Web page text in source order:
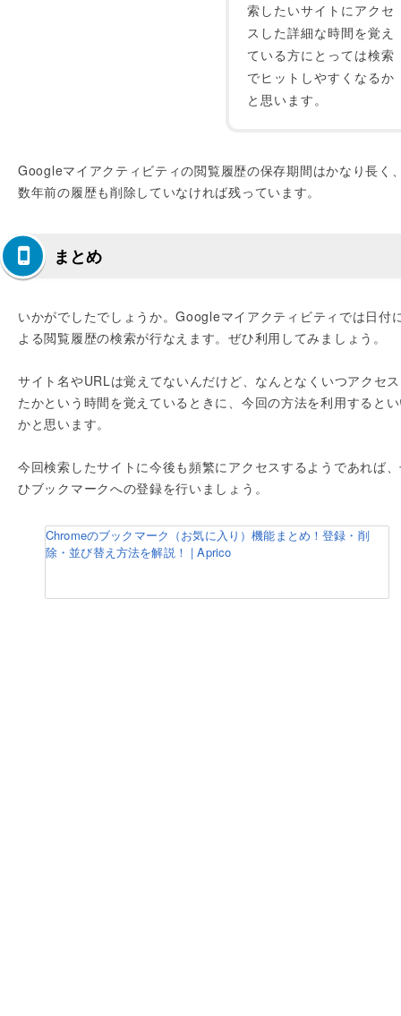
索したいサイトにアクセ
スした詳細な時間を覚え
ている方にとっては検索
でヒットしやすくなるか
と思います。
Googleマイアクティビティの閲覧履歴の保存期間はかなり長く
数年前の履歴も削除していなければ残っています。
まとめ
いかがでしたでしょうか。Googleマイアクティビティでは日付
よる閲覧履歴の検索が行なえます。ぜひ利用してみましょう。
サイト名やURLは覚えてないんだけど、なんとなくいつアクセ
たかという時間を覚えているときに、今回の方法を利用すると
かと思います。
今回検索したサイトに今後も頻繁にアクセスするようであれば
ひブックマークへの登録を行いましょう。
Chromeのブックマーク（お気に入り）機能まとめ！登録・削
除・並び替え方法を解説！ | Aprico